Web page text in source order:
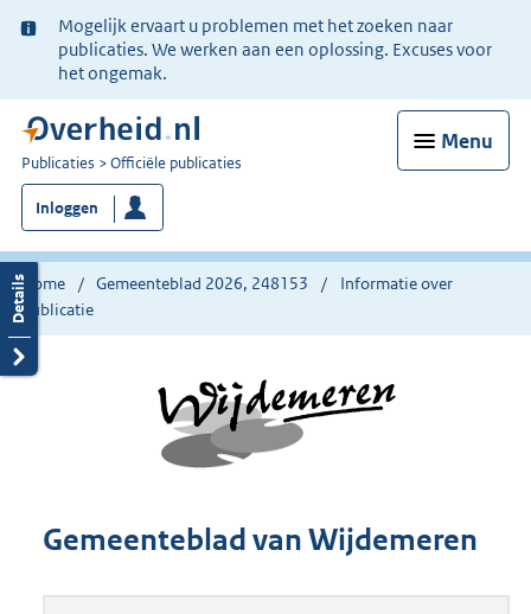
Ter
informatie:
Mogelijk ervaart u problemen met het zoeken naar
publicaties. We werken aan een oplossing. Excuses voor
het ongemak.
Menu
U
bent
nu
hier:
Publicaties Officiële publicaties
Inloggen
Home Gemeenteblad 2026, 248153
Informatie over
publicatie
Gemeenteblad van Wijdemeren